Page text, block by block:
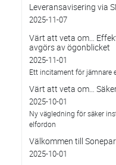
Leveransavisering via
2025-11-07
Värt att veta om…
avgörs av ögonblicket
2025-11-01
Ett incitament för jämnare
Värt att veta om…
2025-10-01
Ny vägledning för säker
elfordon
Välkommen till
2025-10-01